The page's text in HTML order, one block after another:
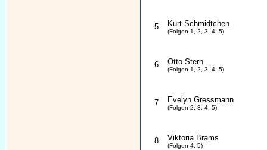
5 Kurt Schmidtchen
(Folgen 1, 2, 3, 4, 5)
6 Otto Stern
(Folgen 1, 2, 3, 4, 5)
7 Evelyn Gressmann
(Folgen 2, 3, 4, 5)
8 Viktoria Brams
(Folgen 4, 5)